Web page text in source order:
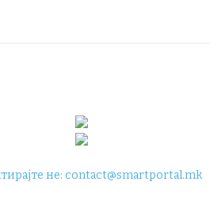
не:contact@smartportal.mk